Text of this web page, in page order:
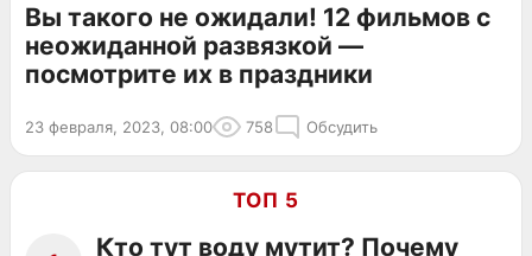
Вы такого не ожидали! 12 фильмов с
неожиданной развязкой —
посмотрите их в праздники
23 февраля, 2023, 08:00 758 Обсудить
ТОП 5
Кто тут воду мутит? Почему